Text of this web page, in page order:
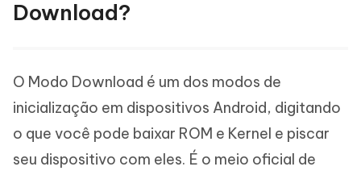
Download?
O Modo Download é um dos modos de
inicialização em dispositivos Android, digitando
o que você pode baixar ROM e Kernel e piscar
seu dispositivo com eles. É o meio oficial de